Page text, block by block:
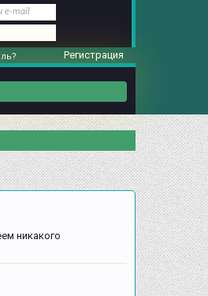
никакого
Регистрация